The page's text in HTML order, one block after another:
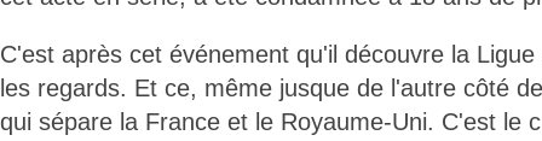
C'est après cet événement qu'il découvre la
les regards. Et ce, même jusque de l'autre côté
qui sépare la France et le Royaume-Uni. C'est le